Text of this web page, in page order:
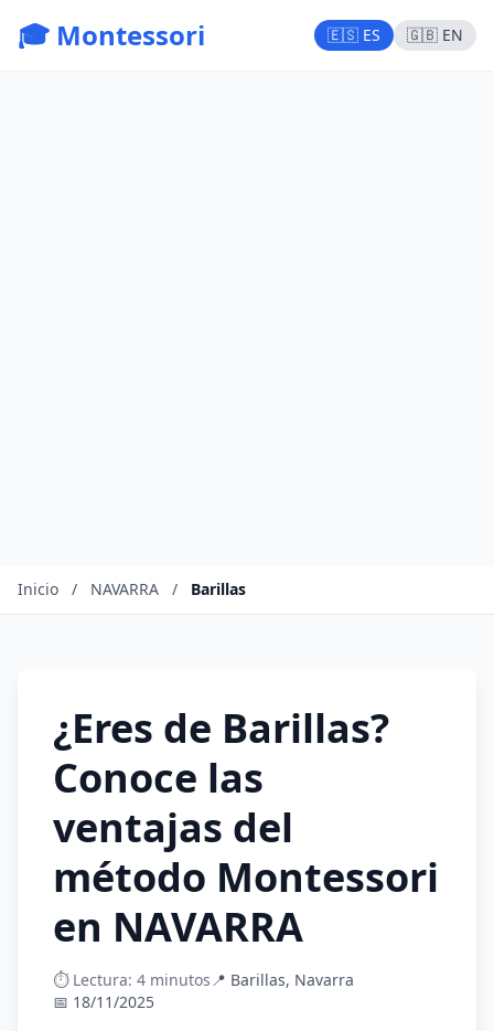
🎓 Montessori 🇪🇸 ES 🇬🇧 EN
Inicio / NAVARRA / Barillas
¿Eres de Barillas?
Conoce las
ventajas del
método Montessori
en NAVARRA
⏱️ Lectura: 4 minutos📍 Barillas, Navarra
📅 18/11/2025